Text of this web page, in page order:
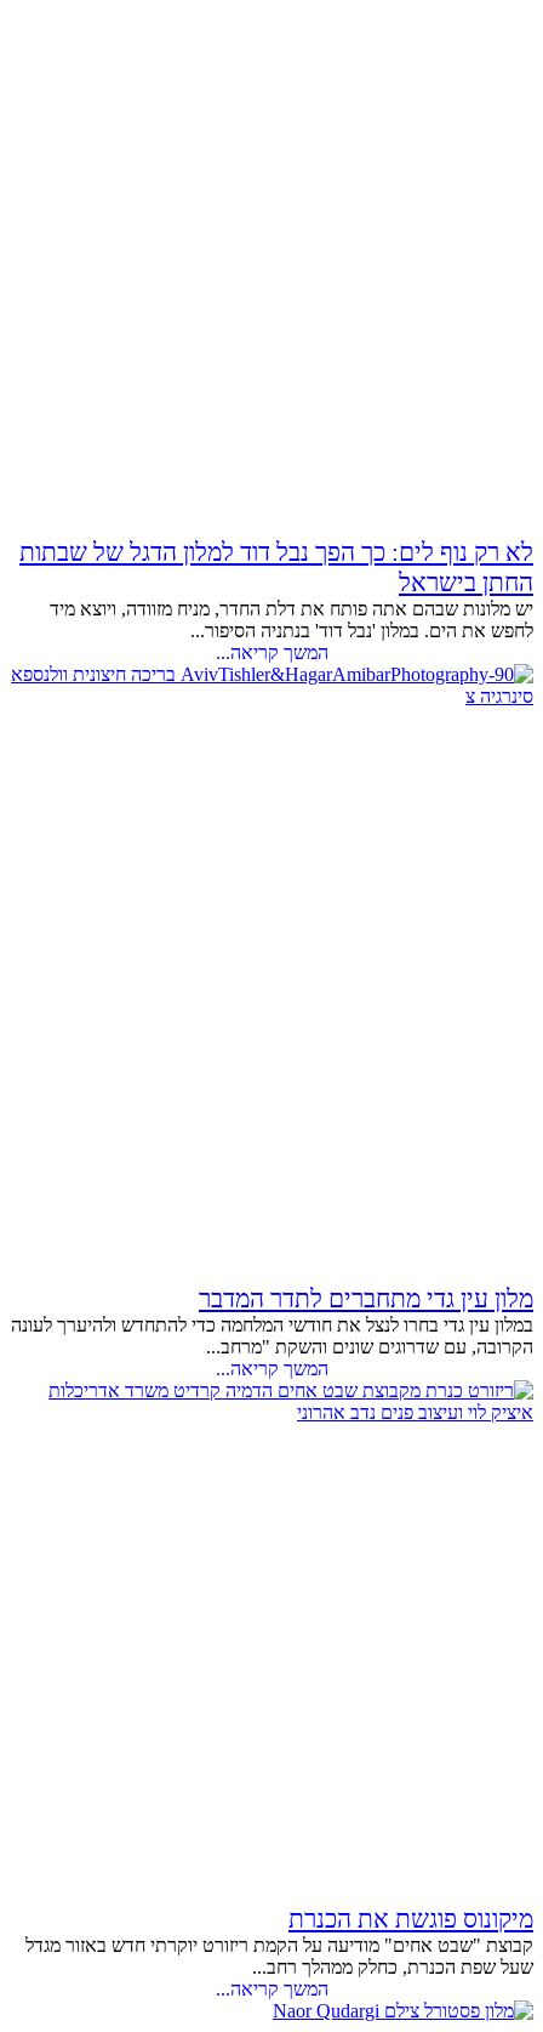
לא רק נוף לים: כך הפך נבל דוד למלון הדגל של שבתות
החתן בישראל
יש מלונות שבהם אתה פותח את דלת החדר, מניח מזוודה, ויוצא מיד
לחפש את הים. במלון 'נבל דוד' בנתניה הסיפור...
המשך קריאה...
מלון עין גדי מתחברים לתדר המדבר
במלון עין גדי בחרו לנצל את חודשי המלחמה כדי להתחדש ולהיערך לעונה
הקרובה, עם שדרוגים שונים והשקת "מרחב...
המשך קריאה...
מיקונוס פוגשת את הכנרת
קבוצת "שבט אחים" מודיעה על הקמת ריזורט יוקרתי חדש באזור מגדל
שעל שפת הכנרת, כחלק ממהלך רחב...
המשך קריאה...